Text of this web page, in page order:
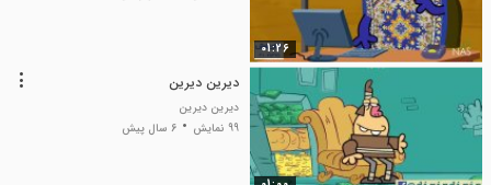
01:26
دیرین دیرین
دیرین دیرین
99 نمایش
6 سال پیش